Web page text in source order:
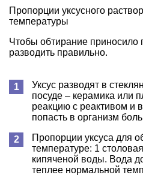
Пропорции уксусного
температуры
Чтобы обтирание приносило
разводить правильно.
Уксус разводят в
посуде – керамика или
реакцию с реактивом и
попасть в организм
Пропорции уксуса для
температуре: 1
кипяченой воды. Вода
теплее нормальной